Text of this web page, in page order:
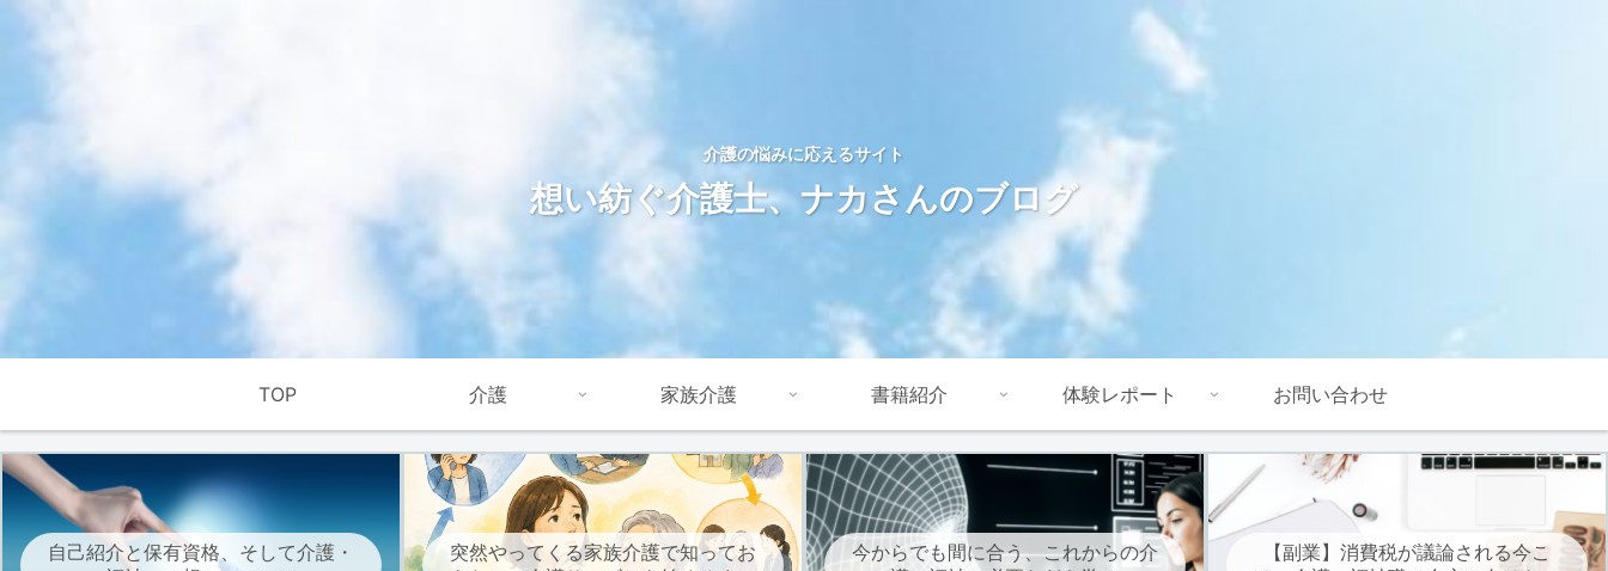
介護の悩みに応えるサイト
想い紡ぐ介護士、ナカさんのブログ
TOP 介護 家族介護 書籍紹介 体験レポート お問い合わせ
自己紹介と保有資格、そして介護・
突然やってくる家族介護で知ってお
今からでも間に合う、これからの介
【副業】消費税が議論される今こ